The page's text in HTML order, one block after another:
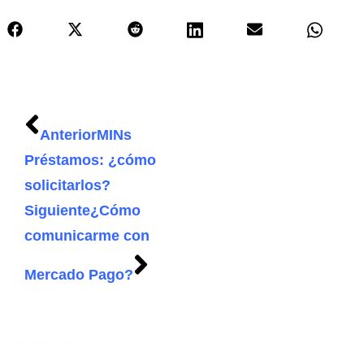
AnteriorMINs
Préstamos: ¿cómo
solicitarlos?
Siguiente¿Cómo
comunicarme con
Mercado Pago?